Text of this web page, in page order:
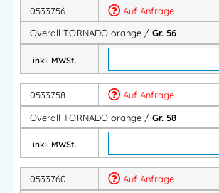
Herstellerinformationen
Importeur:
Intertex Handels GmbH
Herstelleranschrift:
Waldegg 4
5225 Jeging – AUSTRIA
Mehr Information E-Mail: info@bannenberg.at
0533756
Auf Anfrage
Overall TORNADO orange / Gr. 56
inkl. MWSt.
0533758
Auf Anfrage
Overall TORNADO orange / Gr. 58
inkl. MWSt.
0533760
Auf Anfrage